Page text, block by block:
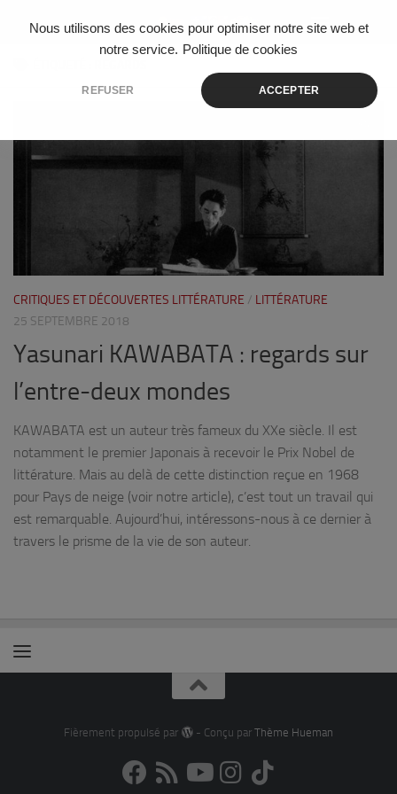
Nous utilisons des cookies pour optimiser notre site web et
notre service. Politique de cookies
REFUSER ACCEPTER
Skip to content
CRITIQUES ET DÉCOUVERTES LITTÉRATURE / LITTÉRATURE
25 SEPTEMBRE 2018
Yasunari KAWABATA : regards sur
l’entre-deux mondes
KAWABATA est un auteur très fameux du XXe siècle. Il est
notamment le premier Japonais à recevoir le Prix Nobel de
littérature. Mais au delà de cette distinction reçue en 1968
pour Pays de neige (voir notre article), c’est tout un travail qui
est remarquable. Aujourd’hui, intéressons-nous à ce dernier à
travers le prisme de la vie de son auteur.
Fièrement propulsé par - Conçu par Thème Hueman